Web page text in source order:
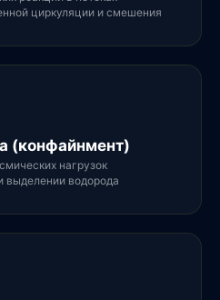
циркуляции и смешения
(конфайнмент)
нагрузок
выделении водорода